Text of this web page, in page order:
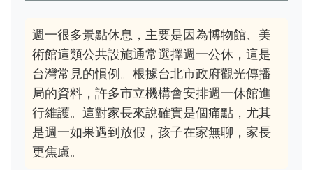
週一很多景點休息，主要是因為博物館、美
術館這類公共設施通常選擇週一公休，這是
台灣常見的慣例。根據台北市政府觀光傳播
局的資料，許多市立機構會安排週一休館進
行維護。這對家長來說確實是個痛點，尤其
是週一如果遇到放假，孩子在家無聊，家長
更焦慮。